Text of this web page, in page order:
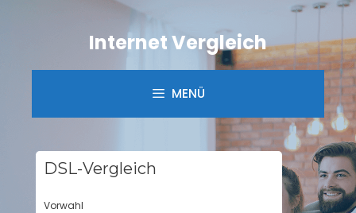
Internet Vergleich
MENÜ
DSL-Vergleich
Vorwahl